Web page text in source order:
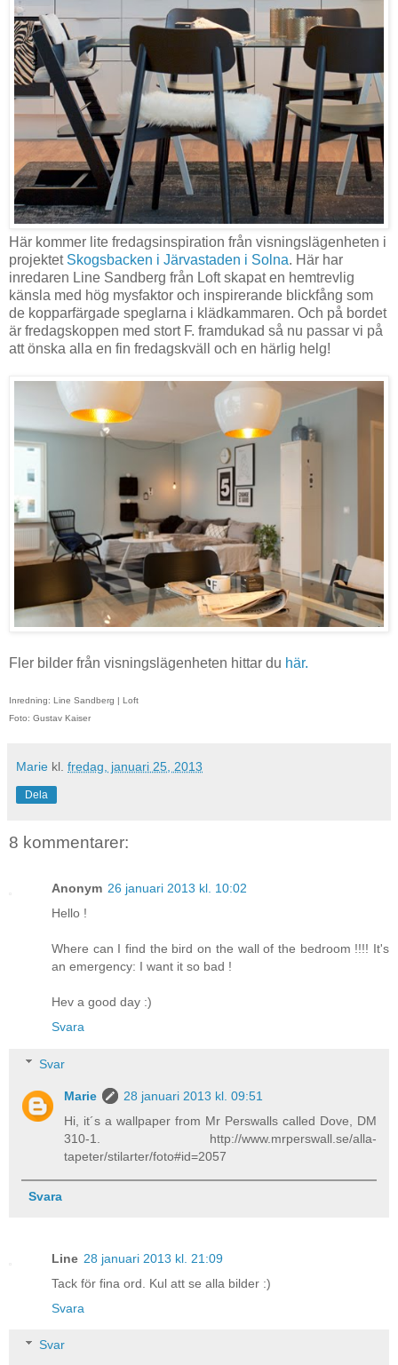
Här kommer lite fredagsinspiration från visningslägenheten i
projektet Skogsbacken i Järvastaden i Solna. Här har
inredaren Line Sandberg från Loft skapat en hemtrevlig
känsla med hög mysfaktor och inspirerande blickfång som
de kopparfärgade speglarna i klädkammaren. Och på bordet
är fredagskoppen med stort F. framdukad så nu passar vi på
att önska alla en fin fredagskväll och en härlig helg!
Fler bilder från visningslägenheten hittar du här.
Inredning: Line Sandberg | Loft
Foto: Gustav Kaiser
Marie kl. fredag, januari 25, 2013
Dela
8 kommentarer:
Anonym 26 januari 2013 kl. 10:02
Hello !
Where can I find the bird on the wall of the bedroom !!!! It's
an emergency: I want it so bad !
Hev a good day :)
Svara
Svar
Marie
28 januari 2013 kl. 09:51
Hi, it´s a wallpaper from Mr Perswalls called Dove, DM
310-1. http://www.mrperswall.se/alla-
tapeter/stilarter/foto#id=2057
Svara
Line 28 januari 2013 kl. 21:09
Tack för fina ord. Kul att se alla bilder :)
Svara
Svar